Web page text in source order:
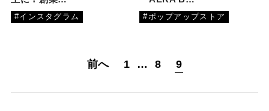
#インスタグラム #ポップアップストア
前へ 1 … 8 9